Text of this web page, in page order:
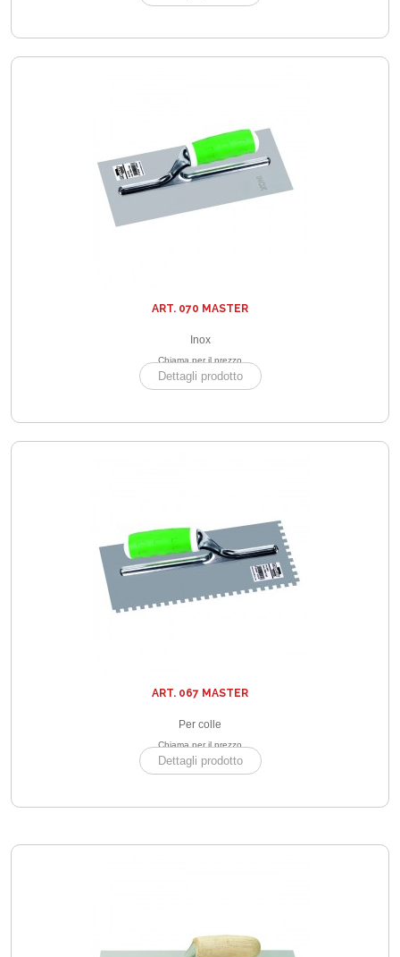
ART. 070 MASTER
Inox
Chiama per il prezzo
Dettagli prodotto
ART. 067 MASTER
Per colle
Chiama per il prezzo
Dettagli prodotto